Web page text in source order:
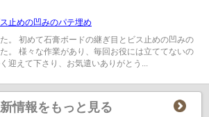
止めの凹みのパテ埋め
。 初めて石膏ボードの継ぎ目とビス止めの凹みの
。 様々な作業があり、毎回お役には立ててないの
迎えて下さり、お気遣いありがとう...
情報をもっと見る